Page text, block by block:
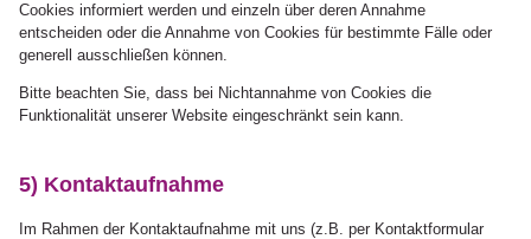
Cookies informiert werden und einzeln über deren Annahme
entscheiden oder die Annahme von Cookies für bestimmte Fälle oder
generell ausschließen können.
Bitte beachten Sie, dass bei Nichtannahme von Cookies die
Funktionalität unserer Website eingeschränkt sein kann.
5) Kontaktaufnahme
Im Rahmen der Kontaktaufnahme mit uns (z.B. per Kontaktformular